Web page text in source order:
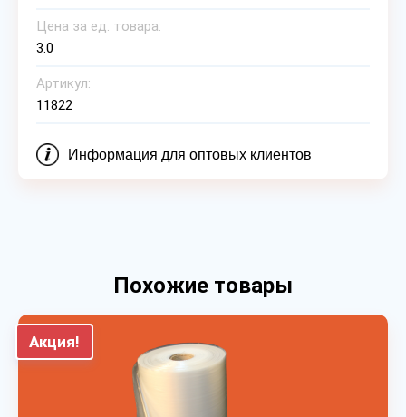
Цена за ед. товара:
3.0
Артикул:
11822
Информация для оптовых клиентов
Похожие товары
Акция!